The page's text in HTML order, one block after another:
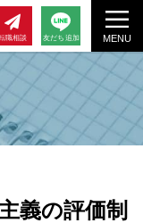
MENU
職相談 友だち追加
義の評価制